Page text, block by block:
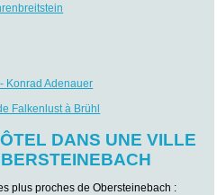
Konrad Adenauer
Falkenlust à Brühl
DANS UNE VILLE
plus proches de Obersteinebach :